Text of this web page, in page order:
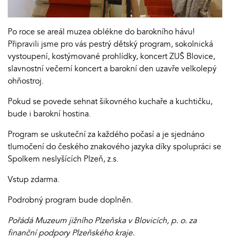
Po roce se areál muzea oblékne do barokního hávu!
Připravili jsme pro vás pestrý dětský program, sokolnická
vystoupení, kostýmované prohlídky, koncert ZUŠ Blovice,
slavnostní večerní koncert a barokní den uzavře velkolepý
ohňostroj.
Pokud se povede sehnat šikovného kuchaře a kuchtičku,
bude i barokní hostina.
Program se uskuteční za každého počasí a je sjednáno
tlumočení do českého znakového jazyka díky spolupráci se
Spolkem neslyšících Plzeň, z.s.
Vstup zdarma.
Podrobný program bude doplněn.
Pořádá Muzeum jižního Plzeňska v Blovicích, p. o. za
finanční podpory Plzeňského kraje.